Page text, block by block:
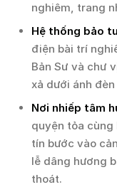
nghiêm, trang
Hệ thống bảo
điện bài trí
Bản Sư và chư
xả dưới ánh
Nơi nhiếp tâm
quyện tỏa
tín bước vào
lễ dâng hương
thoát.